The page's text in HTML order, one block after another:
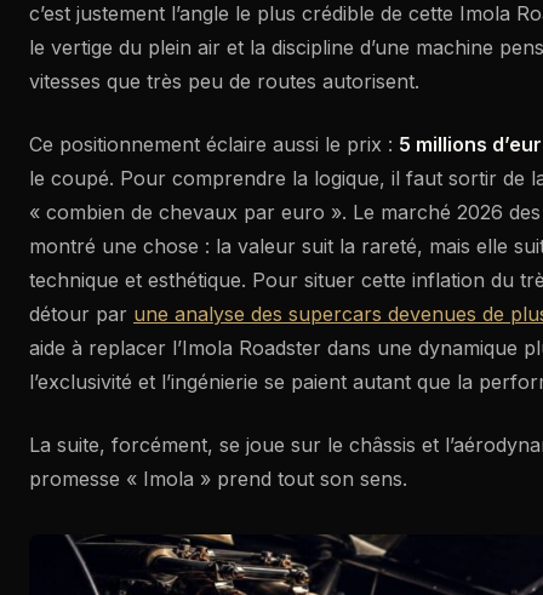
c’est justement l’angle le plus crédible de cette Imola
le vertige du plein air et la discipline d’une machine
vitesses que très peu de routes autorisent.
Ce positionnement éclaire aussi le prix : 5 millions
le coupé. Pour comprendre la logique, il faut sortir de
« combien de chevaux par euro ». Le marché 2026
montré une chose : la valeur suit la rareté, mais elle
technique et esthétique. Pour situer cette inflation du
détour par une analyse des supercars devenues de
aide à replacer l’Imola Roadster dans une dynamique
l’exclusivité et l’ingénierie se paient autant que la
La suite, forcément, se joue sur le châssis et
promesse « Imola » prend tout son sens.